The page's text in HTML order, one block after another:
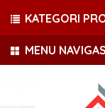
MENU
KATEGORI